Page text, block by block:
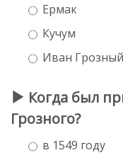
Ермак
Кучум
Иван Грозный
Когда был
Грозного?
в 1549 году